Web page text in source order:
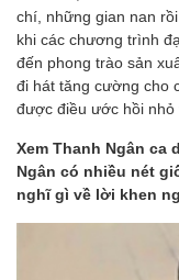
chí, những gian nan
khi các chương trình
đến phong trào sản
đi hát tăng cường cho
được điều ước hồi nhỏ
Xem Thanh Ngân ca
Ngân có nhiều nét
nghĩ gì về lời khen